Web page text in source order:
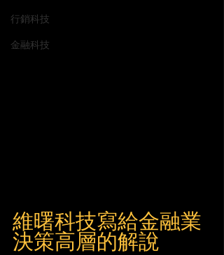
行銷科技
金融科技
維曙科技寫給金融業
決策高層的解說